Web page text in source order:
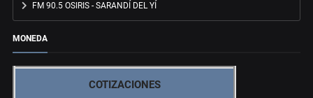
FM 90.5 OSIRIS - SARANDÍ DEL YÍ
MONEDA
COTIZACIONES